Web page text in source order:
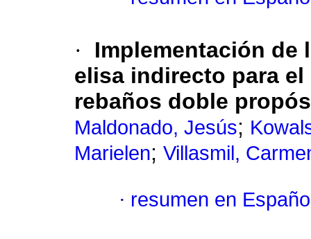
·
Implementación de
elisa indirecto para
rebaños doble
Maldonado, Jesús;
Marielen; Villasmil,
· resumen en